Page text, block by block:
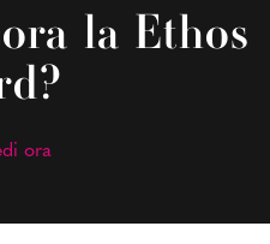
la Ethos
ora